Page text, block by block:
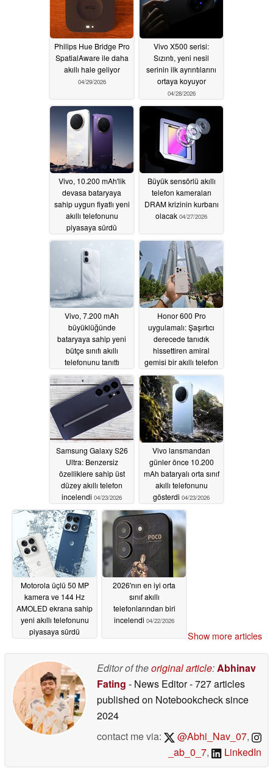
Philips Hue Bridge Pro
SpatialAware ile daha
akıllı hale geliyor
04/29/2026
Vivo X500 serisi:
Sızıntı, yeni nesil
serinin ilk ayrıntılarını
ortaya koyuyor
04/28/2026
Vivo, 10.200 mAh'lik
devasa bataryaya
sahip uygun fiyatlı yeni
akıllı telefonunu
piyasaya sürdü
04/28/2026
Büyük sensörlü akıllı
telefon kameraları
DRAM krizinin kurbanı
olacak 04/27/2026
Vivo, 7.200 mAh
büyüklüğünde
bataryaya sahip yeni
bütçe sınıfı akıllı
telefonunu tanıttı
04/24/2026
Honor 600 Pro
uygulamalı: Şaşırtıcı
derecede tanıdık
hissettiren amiral
gemisi bir akıllı telefon
04/23/2026
Samsung Galaxy S26
Ultra: Benzersiz
özelliklere sahip üst
düzey akıllı telefon
incelendi 04/23/2026
Vivo lansmandan
günler önce 10.200
mAh bataryalı orta sınıf
akıllı telefonunu
gösterdi 04/23/2026
Motorola üçlü 50 MP
kamera ve 144 Hz
AMOLED ekrana sahip
yeni akıllı telefonunu
piyasaya sürdü
2026'nın en iyi orta
sınıf akıllı
telefonlarından biri
incelendi 04/22/2026
Show more articles
Editor of theoriginal article:Abhinav
Fating - News Editor- 727 articles
published on Notebookchecksince
2024
contact me via:
@Abhi_Nav_07,
_ab_0_7, LinkedIn